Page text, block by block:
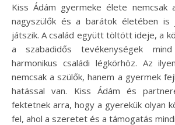
Kiss Ádám gyermeke élete nemcsak
nagyszülők és a barátok életében is
játszik. A család együtt töltött ideje, a
a szabadidős tevékenységek
harmonikus családi légkörhöz. Az
nemcsak a szülők, hanem a gyermek
hatással van. Kiss Ádám és
fektetnek arra, hogy a gyerekük olyan
fel, ahol a szeretet és a támogatás